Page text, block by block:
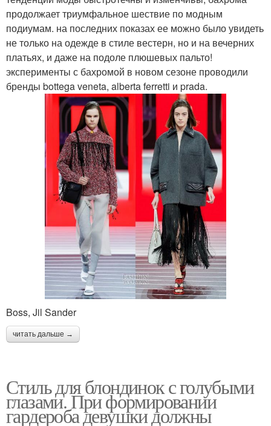
продолжает триумфальное шествие по модным
подиумам. на последних показах ее можно было увидеть
не только на одежде в стиле вестерн, но и на вечерних
платьях, и даже на подоле плюшевых пальто!
эксперименты с бахромой в новом сезоне проводили
бренды bottega veneta, alberta ferretti и prada.
Boss, Jil Sander
читать дальше →
Стиль для блондинок с голубыми
глазами. При формировании
гардероба девушки должны